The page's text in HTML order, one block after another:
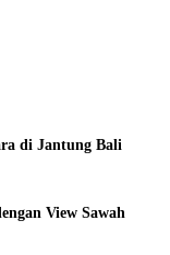
di Jantung Bali
View Sawah